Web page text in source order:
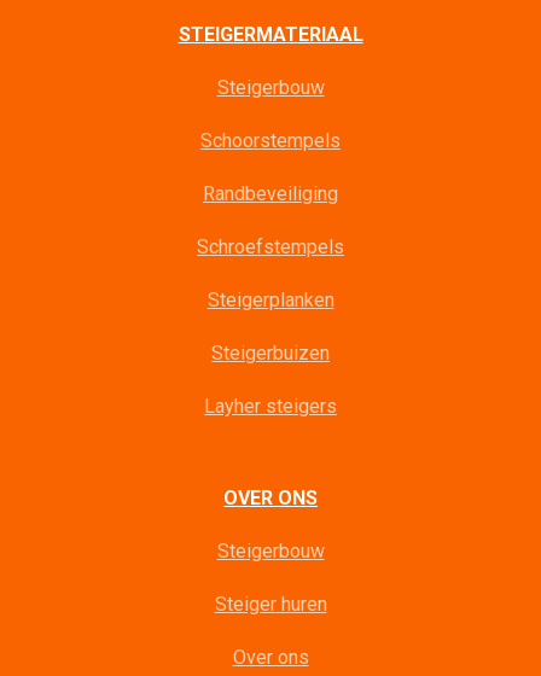
STEIGERMATERIAAL
Steigerbouw
Schoorstempels
Randbeveiliging
Schroefstempels
Steigerplanken
Steigerbuizen
Layher steigers
OVER ONS
Steigerbouw
Steiger huren
Over ons